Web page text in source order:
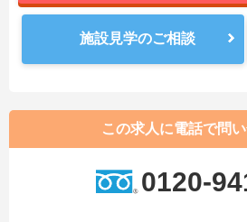
施設見学のご相談
この求人に電話で問
0120-